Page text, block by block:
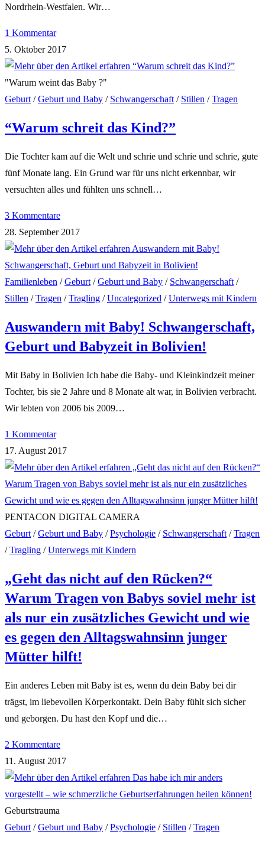
Nordrhein-Westfalen. Wir…
1 Kommentar
5. Oktober 2017
"Warum weint das Baby ?"
Geburt /Geburt und Baby / Schwangerschaft / Stillen /Tragen
“Warum schreit das Kind?”
Die Tochter kam auf die Welt und schrie und schrie und schrie, gute
fünf Monate lang. Ein Grund war für uns nicht erkennbar, wir
versuchten alles und fühlten uns schnell…
3 Kommentare
28. September 2017
Familienleben /Geburt /Geburt und Baby / Schwangerschaft /
Stillen /Tragen /Tragling /Uncategorized /Unterwegs mit Kindern
Auswandern mit Baby! Schwangerschaft,
Geburt und Babyzeit in Bolivien!
Mit Baby in Bolivien Ich habe die Baby- und Kleinkindzeit meiner
Tochter, bis sie 2 Jahre und 8 Monate alt war, in Bolivien verbracht.
Wir lebten von 2006 bis 2009…
1 Kommentar
17. August 2017
PENTACON DIGITAL CAMERA
Geburt /Geburt und Baby /Psychologie / Schwangerschaft /Tragen
/Tragling /Unterwegs mit Kindern
„Geht das nicht auf den Rücken?“
Warum Tragen von Babys soviel mehr ist
als nur ein zusätzliches Gewicht und wie
es gegen den Alltagswahnsinn junger
Mütter hilft!
Ein anderes Leben mit Baby ist es, wenn du dein Baby bei dir
trägst, im liebevollen Körperkontakt. Dein Baby fühlt sich sicher
und geborgen. Du hast den Kopf und die…
2 Kommentare
11. August 2017
Geburtstrauma
Geburt /Geburt und Baby /Psychologie / Stillen /Tragen